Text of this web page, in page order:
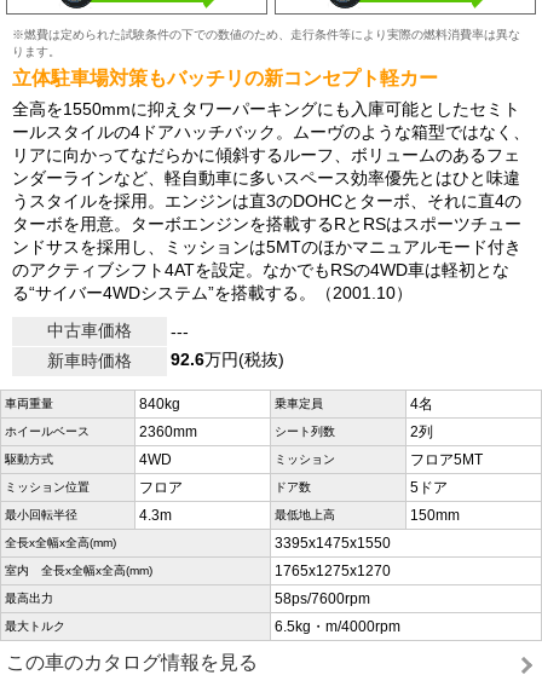
※燃費は定められた試験条件の下での数値のため、走行条件等により実際の燃料消費率は異な
ります。
立体駐車場対策もバッチリの新コンセプト軽カー
全高を1550mmに抑えタワーパーキングにも入庫可能としたセミト
ールスタイルの4ドアハッチバック。ムーヴのような箱型ではなく、
リアに向かってなだらかに傾斜するルーフ、ボリュームのあるフェ
ンダーラインなど、軽自動車に多いスペース効率優先とはひと味違
うスタイルを採用。エンジンは直3のDOHCとターボ、それに直4の
ターボを用意。ターボエンジンを搭載するRとRSはスポーツチュー
ンドサスを採用し、ミッションは5MTのほかマニュアルモード付き
のアクティブシフト4ATを設定。なかでもRSの4WD車は軽初とな
る“サイバー4WDシステム”を搭載する。（2001.10）
中古車価格
---
新車時価格
92.6万円(税抜)
車両重量 840kg 乗車定員 4名
ホイールベース 2360mm シート列数 2列
駆動方式 4WD ミッション フロア5MT
ミッション位置 フロア ドア数 5ドア
最小回転半径 4.3m 最低地上高 150mm
全長x全幅x全高(mm) 3395x1475x1550
室内 全長x全幅x全高(mm) 1765x1275x1270
最高出力 58ps/7600rpm
最大トルク 6.5kg・m/4000rpm
この車のカタログ情報を見る